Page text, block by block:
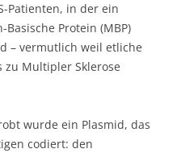
Patienten, in der ein
Protein (MBP)
– vermutlich weil etliche
Multipler Sklerose
wurde ein Plasmid, das
codiert: den